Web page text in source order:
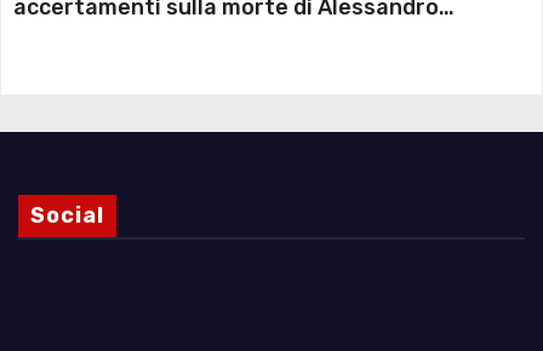
accertamenti sulla morte di Alessandro
Social